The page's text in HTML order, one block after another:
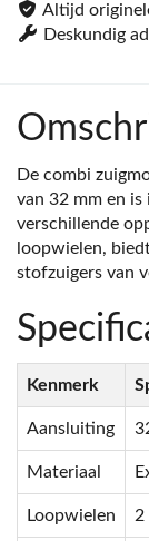
Altijd
Deskundig
De combi
van 32 mm en
verschillende
loopwielen,
stofzuigers van
Kenmerk
Aansluiting
Materiaal
Loopwielen 2